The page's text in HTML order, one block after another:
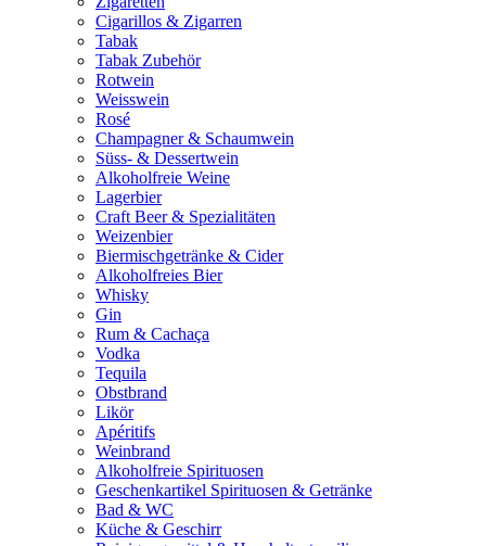
Cigarillos & Zigarren
Tabak
Tabak Zubehör
Rotwein
Weisswein
Rosé
Champagner & Schaumwein
Süss- & Dessertwein
Alkoholfreie Weine
Lagerbier
Craft Beer & Spezialitäten
Weizenbier
Biermischgetränke & Cider
Alkoholfreies Bier
Whisky
Gin
Rum & Cachaça
Vodka
Tequila
Obstbrand
Likör
Apéritifs
Weinbrand
Alkoholfreie Spirituosen
Geschenkartikel Spirituosen & Getränke
Bad & WC
Küche & Geschirr